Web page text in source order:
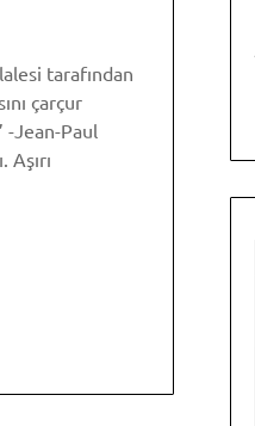
tarafından
çarçur
-Jean-Paul